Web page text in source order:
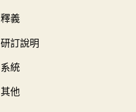
釋義
研訂說明
系統
其他